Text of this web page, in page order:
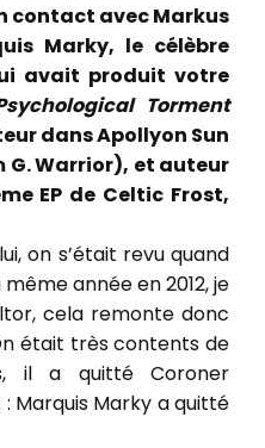
contact avec Markus
Marky, le célèbre
avait produit votre
Torment
dans Apollyon Sun
G. Warrior), et auteur
EP de Celtic Frost,
on s’était revu quand
année en 2012, je
cela remonte donc
était très contents de
il a quitté Coroner
Marquis Marky a quitté